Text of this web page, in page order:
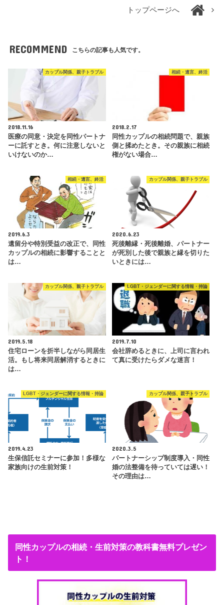
トップページへ
RECOMMEND こちらの記事も人気です。
カップル関係、親子トラブル
2018.11.16
医療の同意・決定を同性パートナ
ーに託すとき。何に注意しないと
いけないのか…
相続・遺言、終活
2018.2.17
同性カップルの相続問題で、親族
側と揉めたとき。その親族に相続
権がない場合…
相続・遺言、終活
2019.6.3
遺留分や特別受益の改正で、同性
カップルの相続に影響することと
は…
カップル関係、親子トラブル
2020.6.23
死後離縁・死後離婚、パートナー
が死別した後で親族と縁を切りた
いときには…
カップル関係、親子トラブル
2019.5.18
住宅ローンを折半しながら同居生
活。もし将来同居解消するときに
は…
LGBT・ジェンダーに関する情報・持論
2019.7.10
会社辞めるときに、上司に言われ
て真に受けたらダメな迷言！
LGBT・ジェンダーに関する情報・持論
2019.4.23
生保信託セミナーに参加！多様な
家族向けの生前対策！
カップル関係、親子トラブル
2020.3.5
パートナーシップ制度導入・同性
婚の法整備を待っていては遅い！
その理由は…
同性カップルの相続・生前対策の教科書無料プレゼン
ト！